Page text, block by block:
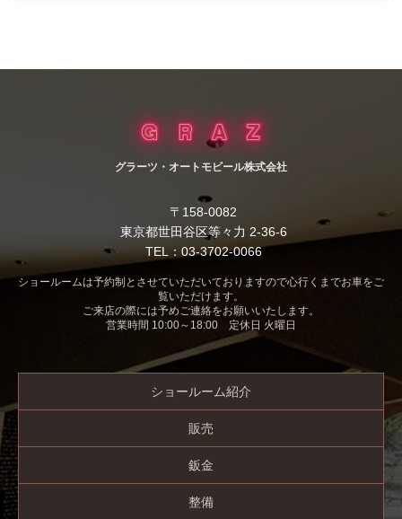
グラーツ・オートモビール株式会社
〒158-0082
東京都世田谷区等々力 2-36-6
TEL：03-3702-0066
ショールームは予約制とさせていただいておりますので心行くまでお車をご
覧いただけます。
ご来店の際には予めご連絡をお願いいたします。
営業時間 10:00～18:00 定休日 火曜日
ショールーム紹介
販売
鈑金
整備